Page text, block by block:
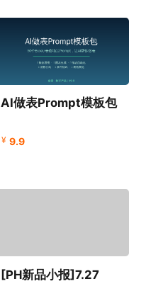
AI做表Prompt模板包
¥ 9.9
[PH新品小报]7.27